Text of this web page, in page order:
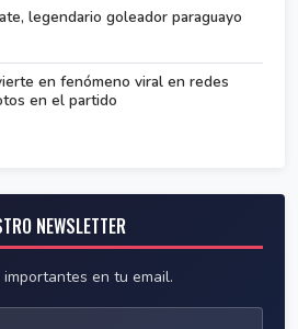
legendario goleador paraguayo
en fenómeno viral en redes
en el partido
NEWSLETTER
en tu email.